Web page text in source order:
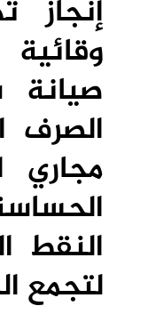
إنجاز
صيانة
الصرف
مجاري
النقط
لتجمع